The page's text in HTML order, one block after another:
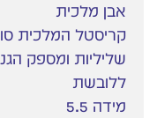
אבן מלכית
קריסטל המלכית
שליליות ומספק
ללובשת
מידה 5.5